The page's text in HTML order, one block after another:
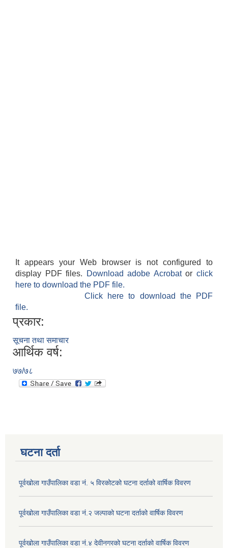
It appears your Web browser is not configured to
display PDF files.
Download adobe Acrobatorclick
here to download the PDF file.
Click here to download the PDF
file.
प्रकार:
सूचना तथा समाचार
आर्थिक वर्ष:
७७/७८
घटना दर्ता
पूर्वखोला गाउँपालिका वडा नं. ५ विरकोटको घटना दर्ताको वार्षिक विवरण
पूर्वखोला गाउँपालिका वडा नं.२ जल्पाको घटना दर्ताको वार्षिक विवरण
पूर्वखोला गाउँपालिका वडा नं.४ देवीनगरको घटना दर्ताको वार्षिक विवरण